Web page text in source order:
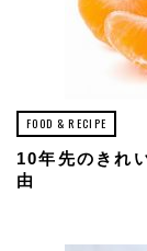
FOOD & RECIPE
10年先のきれ
由